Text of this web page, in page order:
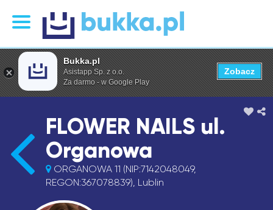
FLOWER NAILS ul.
Organowa
ORGANOWA 11 (NIP:7142048049,
REGON:367078839), Lublin
Bukka.pl
Asistapp Sp. z o.o.
Za darmo - w Google Play
Zobacz